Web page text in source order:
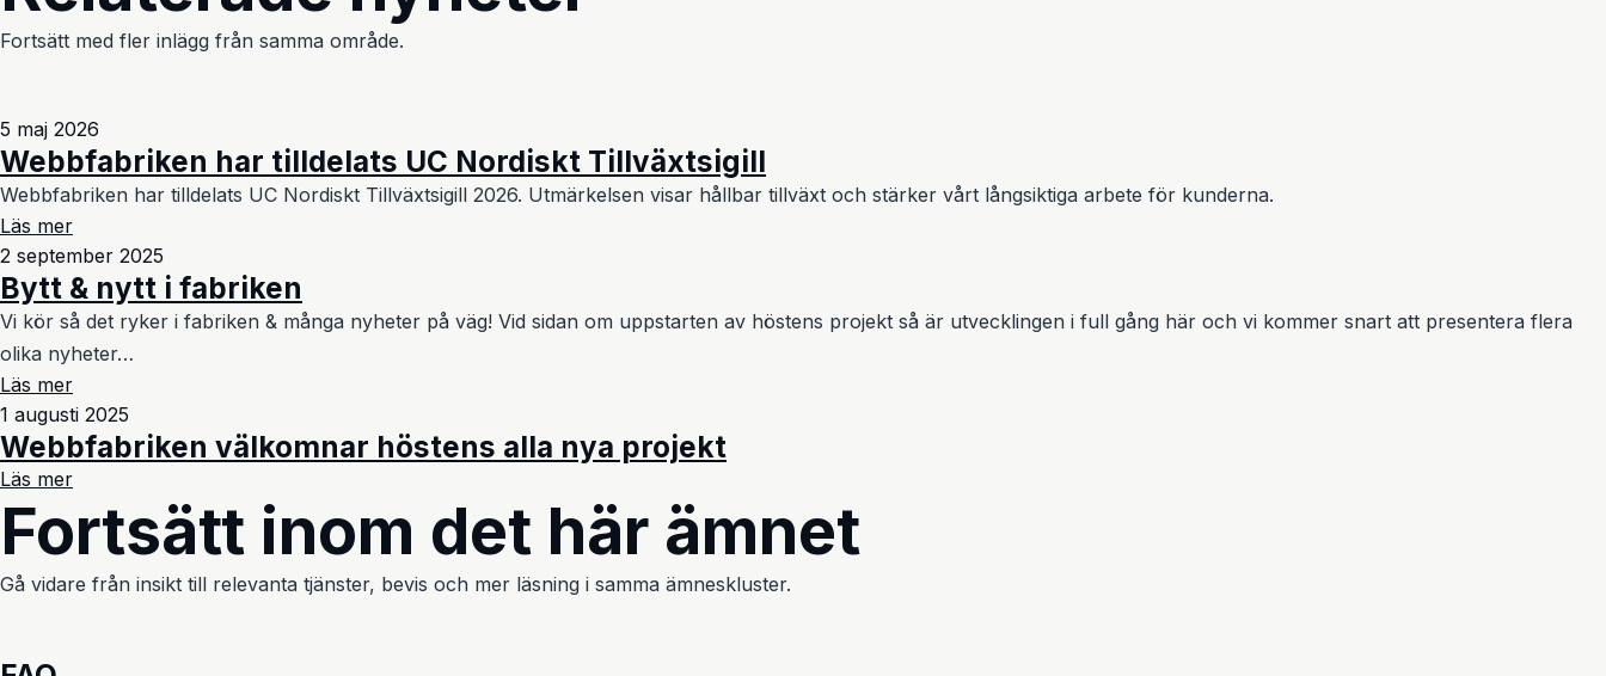
Fortsätt med fler inlägg från samma område.
5 maj 2026
Webbfabriken har tilldelats UC Nordiskt Tillväxtsigill
Webbfabriken har tilldelats UC Nordiskt Tillväxtsigill 2026. Utmärkelsen visar hållbar tillväxt och stärker vårt långsiktiga arbete för kunderna.
Läs mer
2 september 2025
Bytt & nytt i fabriken
Vi kör så det ryker i fabriken & många nyheter på väg! Vid sidan om uppstarten av höstens projekt så är utvecklingen i full gång här och vi kommer snart att presentera flera
olika nyheter…
Läs mer
1 augusti 2025
Webbfabriken välkomnar höstens alla nya projekt
Läs mer
Fortsätt inom det här ämnet
Gå vidare från insikt till relevanta tjänster, bevis och mer läsning i samma ämneskluster.